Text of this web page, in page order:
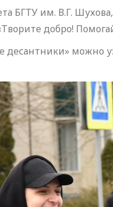
БГТУ им. В.Г.
добро!
можно